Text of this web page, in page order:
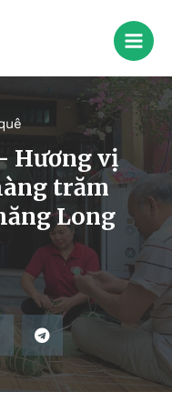
Hương vị
trăm
Long